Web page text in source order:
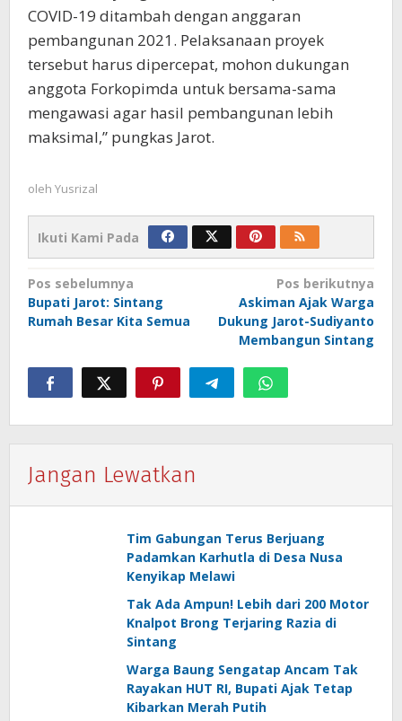
COVID-19 ditambah dengan anggaran
pembangunan 2021. Pelaksanaan proyek
tersebut harus dipercepat, mohon dukungan
anggota Forkopimda untuk bersama-sama
mengawasi agar hasil pembangunan lebih
maksimal,” pungkas Jarot.
oleh Yusrizal
Ikuti Kami Pada
Navigasi
pos
Pos sebelumnya
Bupati Jarot: Sintang
Rumah Besar Kita Semua
Pos berikutnya
Askiman Ajak Warga
Dukung Jarot-Sudiyanto
Membangun Sintang
Jangan Lewatkan
Tim Gabungan Terus Berjuang
Padamkan Karhutla di Desa Nusa
Kenyikap Melawi
Tak Ada Ampun! Lebih dari 200 Motor
Knalpot Brong Terjaring Razia di
Sintang
Warga Baung Sengatap Ancam Tak
Rayakan HUT RI, Bupati Ajak Tetap
Kibarkan Merah Putih